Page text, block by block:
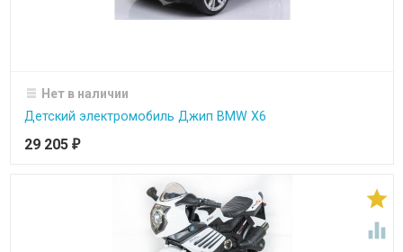
Нет в наличии
Детский электромобиль Джип BMW X6
29 205 ₽

